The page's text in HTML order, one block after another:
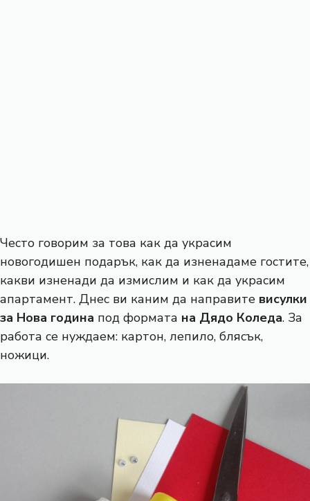
Често говорим за това как да украсим
новогодишен подарък, как да изненадаме гостите,
какви изненади да измислим и как да украсим
апартамент. Днес ви каним да направите висулки
за Нова година под формата на Дядо Коледа. За
работа се нуждаем: картон, лепило, блясък,
ножици.